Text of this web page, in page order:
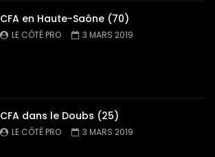
CFA en Haute-Saône (70)
LE CÔTÉ PRO 3 MARS 2019
CFA dans le Doubs (25)
LE CÔTÉ PRO 3 MARS 2019